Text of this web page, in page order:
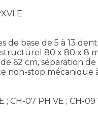
E
de base de 5 à 13
80 x 80 x 8
62 cm, séparation
non-stop mécanique
CH-07 PH VE ; CH-09